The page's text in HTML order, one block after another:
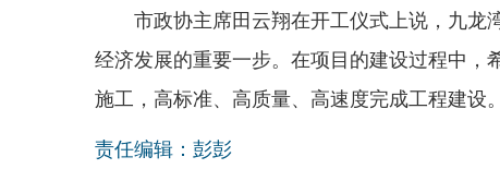
市政协主席田云翔在开工仪式上说，九龙
经济发展的重要一步。在项目的建设过程中，
施工，高标准、高质量、高速度完成工程建设。
责任编辑：彭彭